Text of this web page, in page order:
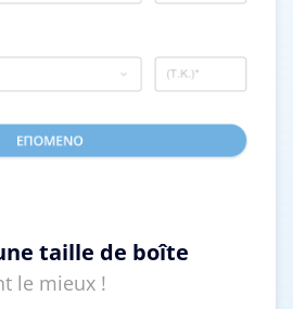
taille de boîte
le mieux !